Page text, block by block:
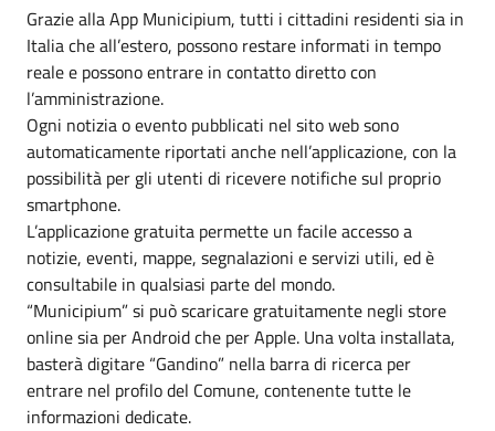
Grazie alla App Municipium, tutti i cittadini residenti sia in
Italia che all’estero, possono restare informati in tempo
reale e possono entrare in contatto diretto con
l’amministrazione.
Ogni notizia o evento pubblicati nel sito web sono
automaticamente riportati anche nell’applicazione, con la
possibilità per gli utenti di ricevere notifiche sul proprio
smartphone.
L’applicazione gratuita permette un facile accesso a
notizie, eventi, mappe, segnalazioni e servizi utili, ed è
consultabile in qualsiasi parte del mondo.
“Municipium” si può scaricare gratuitamente negli store
online sia per Android che per Apple. Una volta installata,
basterà digitare “Gandino” nella barra di ricerca per
entrare nel profilo del Comune, contenente tutte le
informazioni dedicate.